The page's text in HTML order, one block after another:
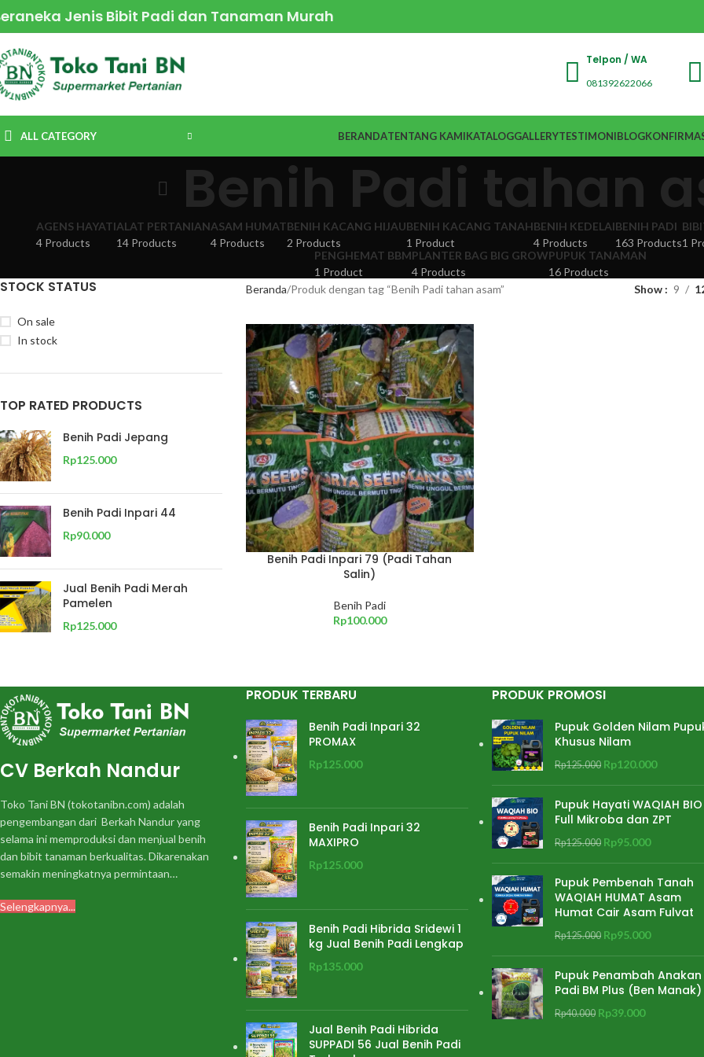
Jenis Bibit Padi dan Tanaman Murah
Telpon / WA
081392622066
ALL CATEGORY BERANDATENTANG KAMIKATALOGGALLERYTESTIMONIBLOG
Benih Padi tahan
AGENS HAYATI
4 Products
ALAT PERTANIAN
14 Products
ASAM HUMAT
4 Products
BENIH KACANG HIJAU
2 Products
BENIH KACANG TANAH
1 Product
BENIH KEDELAI
4 Products
BENIH PADI
163 Products1
PENGHEMAT BBM
1 Product
PLANTER BAG BIG GROW
4 Products
PUPUK TANAMAN
16 Products
STOCK STATUS
On sale
In stock
TOP RATED PRODUCTS
Benih Padi Jepang
Rp125.000
Benih Padi Inpari 44
Rp90.000
Jual Benih Padi Merah
Pamelen
Rp125.000
Beranda Produk dengan tag “Benih Padi tahan asam” Show 9
Benih Padi Inpari 79 (Padi Tahan
Salin)
Benih Padi
Rp100.000
CV Berkah Nandur
Toko Tani BN (tokotanibn.com) adalah
pengembangan dari Berkah Nandur yang
selama ini memproduksi dan menjual benih
dan bibit tanaman berkualitas. Dikarenakan
semakin meningkatnya permintaan…
Selengkapnya...
PRODUK TERBARU
Benih Padi Inpari 32
PROMAX
Rp125.000
Benih Padi Inpari 32
MAXIPRO
Rp125.000
Benih Padi Hibrida Sridewi 1
kg Jual Benih Padi Lengkap
Rp135.000
Jual Benih Padi Hibrida
SUPPADI 56 Jual Benih Padi
PRODUK PROMOSI
Pupuk Golden Nilam
Khusus Nilam
Rp125.000 Rp120.000
Pupuk Hayati WAQIAH BIO
Full Mikroba dan ZPT
Rp125.000 Rp95.000
Pupuk Pembenah Tanah
WAQIAH HUMAT Asam
Humat Cair Asam Fulvat
Rp125.000 Rp95.000
Pupuk Penambah Anakan
Padi BM Plus (Ben Manak)
Rp40.000 Rp39.000